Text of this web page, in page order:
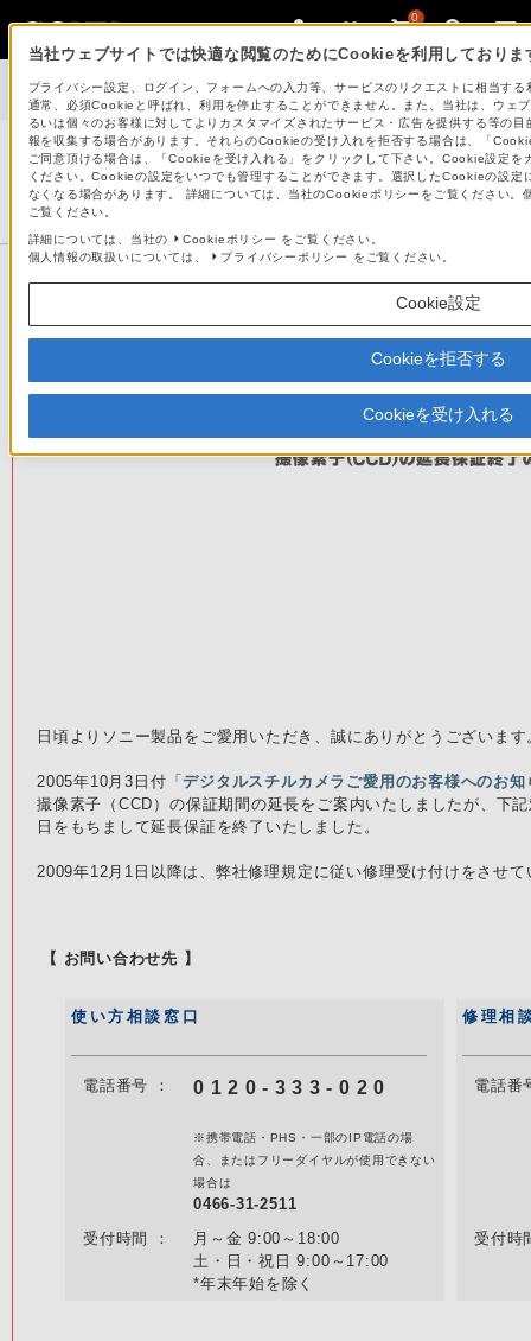
0
デジタルスチルカメラ サイバーショット>
デジタルスチルカメラを
ご愛用のお客様へ 撮影素子（CCD）の延長保証終了のお知らせ
デジタルスチルカメラ サイバーショット
製品情報ページ
デジタルスチルカメラをご愛用のお客様へ 撮影素子
日頃よりソニー製品をご愛用いただき、誠にありがとうございます
2005年10月3日付「デジタルスチルカメラご愛用のお客様へのお知
撮像素子（CCD）の保証期間の延長をご案内いたしましたが、下
日をもちまして延長保証を終了いたしました。
2009年12月1日以降は、弊社修理規定に従い修理受け付けをさせ
【 お問い合わせ先 】
使い方相談窓口
電話番号 ： 0 1 2 0 - 3 3 3 - 0 2 0
※携帯電話・PHS・一部のIP電話の場
合、またはフリーダイヤルが使用できない
場合は
0466-31-2511
受付時間 ：
月～金 9:00～18:00
土・日・祝日 9:00～17:00
*年末年始を除く
修理相
電話番
受付時
当社ウェブサイトでは快適な閲覧のためにCookieを利用しておりま
プライバシー設定、ログイン、フォームへの入力等、サービスのリクエストに相当す
通常、必須Cookieと呼ばれ、利用を停止することができません。また、当社は、ウェ
るいは個々のお客様に対してよりカスタマイズされたサービス・広告を提供する等の
報を収集する場合があります。それらのCookieの受け入れを拒否する場合は、「
ご同意頂ける場合は、「Cookieを受け入れる」をクリックして下さい。Cookie設定
ください。Cookieの設定をいつでも管理することができます。選択したCookieの設
なくなる場合があります。 詳細については、当社のCookieポリシーをご覧ください。
ご覧ください。
詳細については、当社の Cookieポリシー をご覧ください。
個人情報の取扱いについては、
プライバシーポリシー をご覧ください。
Cookie設定
Cookieを拒否する
Cookieを受け入れる